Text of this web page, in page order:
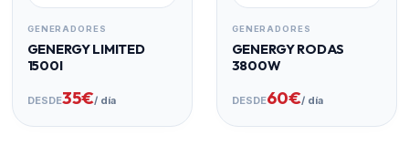
GENERADORES
GENERGY LIMITED
1500I
DESDE35€/ día
GENERADORES
GENERGY RODAS
3800W
DESDE60€/ día